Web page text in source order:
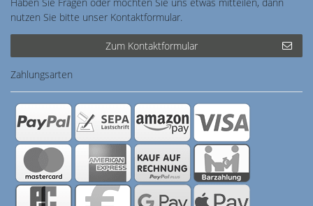
nutzen Sie bitte unser Kontaktformular.
Zum Kontaktformular
Zahlungsarten